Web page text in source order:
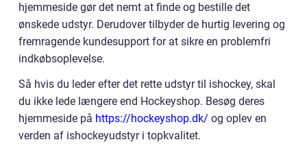
hjemmeside gør det nemt at finde og bestille det
ønskede udstyr. Derudover tilbyder de hurtig levering og
fremragende kundesupport for at sikre en problemfri
indkøbsoplevelse.
Så hvis du leder efter det rette udstyr til ishockey, skal
du ikke lede længere end Hockeyshop. Besøg deres
hjemmeside på https://hockeyshop.dk/ og oplev en
verden af ishockeyudstyr i topkvalitet.